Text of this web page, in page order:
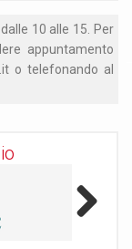
10 alle 15. Per
appuntamento
o telefonando al